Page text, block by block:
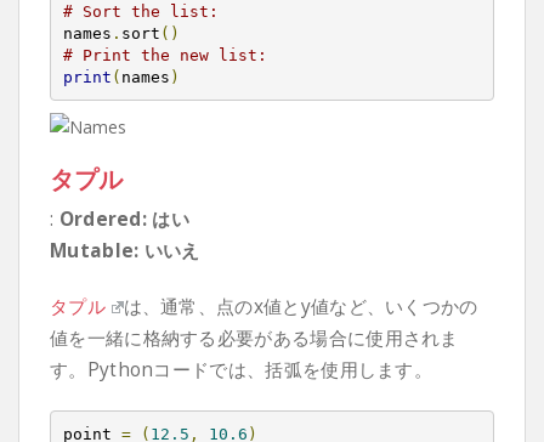
# Sort the list:
names . sort ()
# Print the new list:
print ( names )
タプル
: Ordered: はい
Mutable: いいえ
タプル
は、通常、点のx値とy値など、いくつかの
値を一緒に格納する必要がある場合に使用されま
す。Pythonコードでは、括弧を使用します。
point = ( 12.5 , 10.6 )